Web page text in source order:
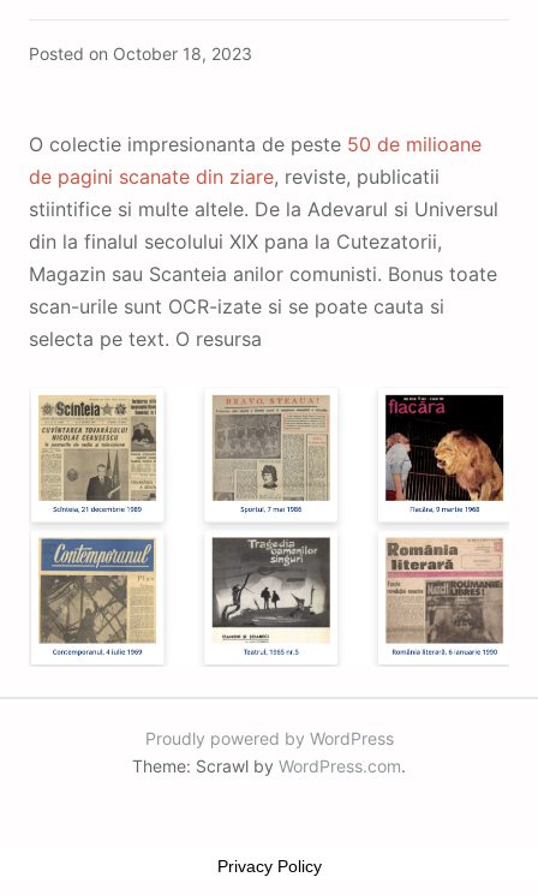
Posted on October 18, 2023
O colectie impresionanta de peste 50 de milioane
de pagini scanate din ziare, reviste, publicatii
stiintifice si multe altele. De la Adevarul si Universul
din la finalul secolului XIX pana la Cutezatorii,
Magazin sau Scanteia anilor comunisti. Bonus toate
scan-urile sunt OCR-izate si se poate cauta si
selecta pe text. O resursa
Proudly powered by WordPress
Theme: Scrawl by WordPress.com.
Privacy Policy